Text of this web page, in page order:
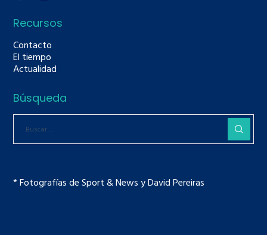
Recursos
Contacto
El tiempo
Actualidad
Búsqueda
* Fotografías de Sport & News y David Pereiras